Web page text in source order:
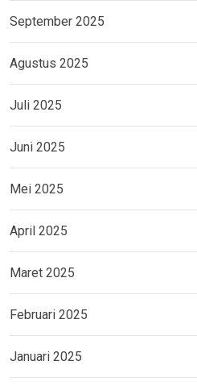
September 2025
Agustus 2025
Juli 2025
Juni 2025
Mei 2025
April 2025
Maret 2025
Februari 2025
Januari 2025